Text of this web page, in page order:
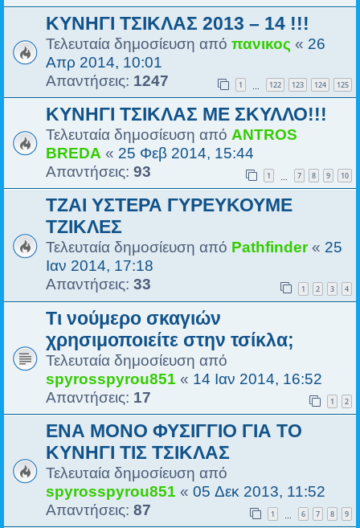
ΚΥΝΗΓΙ ΤΣΙΚΛΑΣ 2013 – 14 !!!
Τελευταία δημοσίευση από πανικος « 26
Απρ 2014, 10:01
Απαντήσεις: 1247 1 122 123 124 125
ΚΥΝΗΓΙ ΤΣΙΚΛΑΣ ΜΕ ΣΚΥΛΛΟ!!!
Τελευταία δημοσίευση από ANTROS
BREDA « 25 Φεβ 2014, 15:44
Απαντήσεις: 93 1 … 7 8 9 10
ΤΖΑΙ ΥΣΤΕΡΑ ΓΥΡΕΥΚΟΥΜΕ
ΤΖΙΚΛΕΣ
Τελευταία δημοσίευση από Pathfinder« 25
Ιαν 2014, 17:18
Απαντήσεις: 33 1 2 3 4
Τι νούμερο σκαγιών
χρησιμοποιείτε στην τσίκλα;
Τελευταία δημοσίευση από
spyrosspyrou851 « 14 Ιαν 2014, 16:52
Απαντήσεις: 17 1 2
ΕΝΑ ΜΟΝΟ ΦΥΣΙΓΓΙΟ ΓΙΑ ΤΟ
ΚΥΝΗΓΙ ΤΙΣ ΤΣΙΚΛΑΣ
Τελευταία δημοσίευση από
spyrosspyrou851 « 05 Δεκ 2013, 11:52
Απαντήσεις: 87 1 … 6 7 8 9